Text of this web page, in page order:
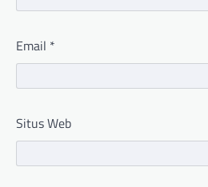
Email *
Situs Web